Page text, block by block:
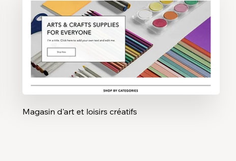
Magasin d'art et loisirs créatifs